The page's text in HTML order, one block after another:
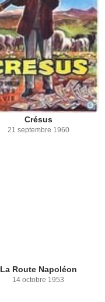
Crésus
21 septembre 1960
La Route Napoléon
14 octobre 1953